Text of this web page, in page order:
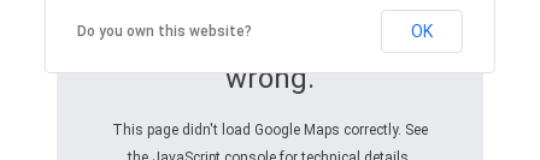
Oops! Something went
wrong.
This page didn't load Google Maps correctly. See
Do you own this website? OK